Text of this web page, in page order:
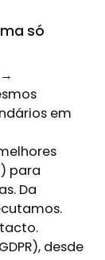
só
em
para
Da
desde